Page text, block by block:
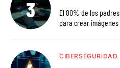
El 80% de los
para crear
CIBERSEGURIDAD